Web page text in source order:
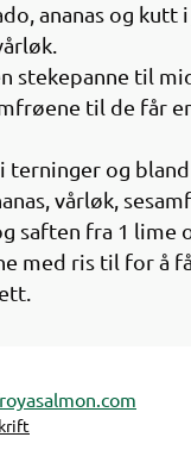
ananas og kutt
stekepanne til
til de får
terninger og
vårløk,
saften fra 1 lime
med ris til for å